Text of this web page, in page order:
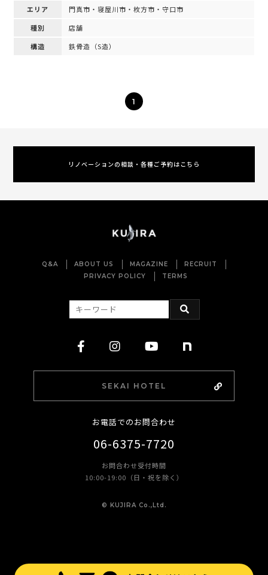
エリア
門真市・寝屋川市・枚方市・守口市
種別
店舗
構造
鉄骨造（S造）
1
リノベーションの相談・各種ご予約はこちら
Q&A ABOUT US MAGAZINE
RECRUIT
PRIVACY POLICY
TERMS
SEKAI HOTEL
お電話でのお問合わせ
06-6375-7720
お問合わせ受付時間
10:00-19:00（日・祝を除く）
©︎ KUJIRA Co.,Ltd.